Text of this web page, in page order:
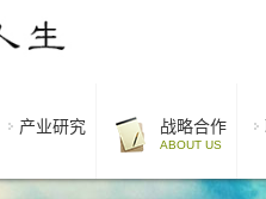
产业研究 战略合作
ABOUT US